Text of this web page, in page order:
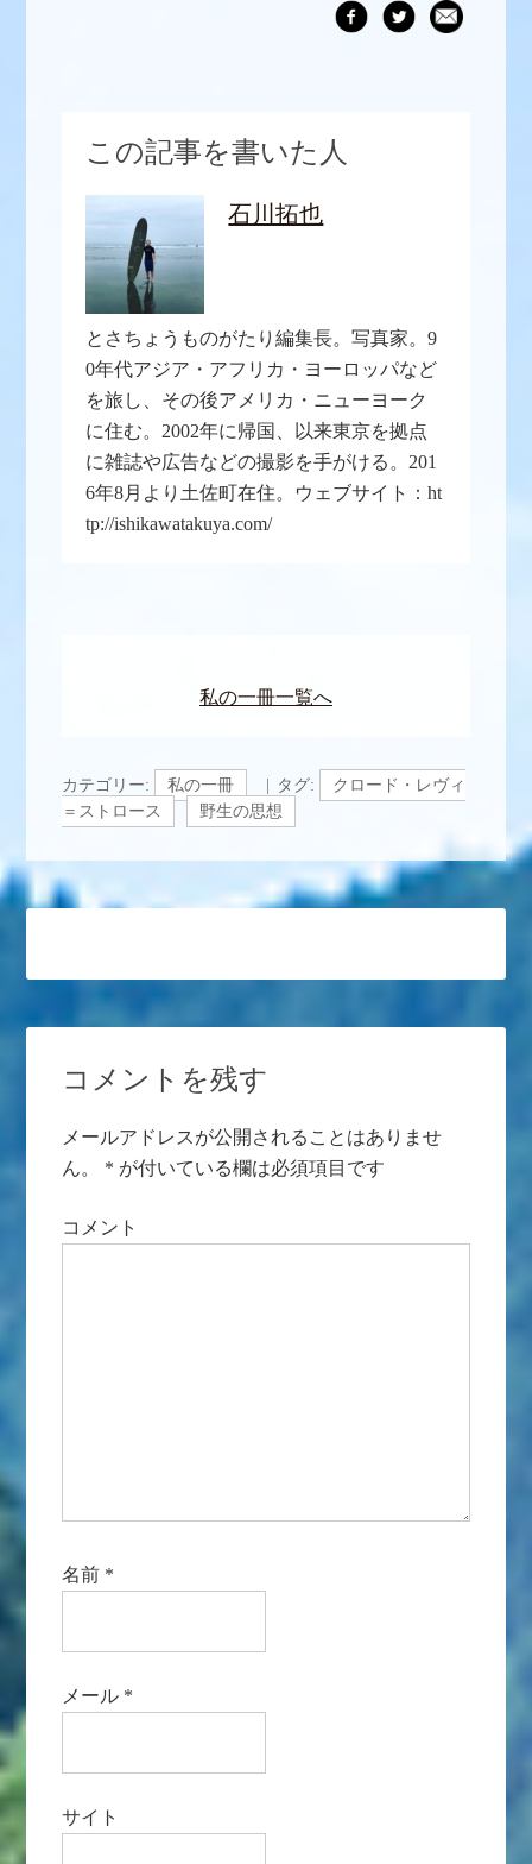
この記事を書いた人
石川拓也
とさちょうものがたり編集長。写真家。9
0年代アジア・アフリカ・ヨーロッパなど
を旅し、その後アメリカ・ニューヨーク
に住む。2002年に帰国、以来東京を拠点
に雑誌や広告などの撮影を手がける。201
6年8月より土佐町在住。ウェブサイト：ht
tp://ishikawatakuya.com/
私の一冊一覧へ
カテゴリー: 私の一冊 タグ:
クロード・レヴィ
＝ストロース
野生の思想
コメントを残す
メールアドレスが公開されることはありませ
ん。
* が付いている欄は必須項目です
コメント
名前 *
メール *
サイト